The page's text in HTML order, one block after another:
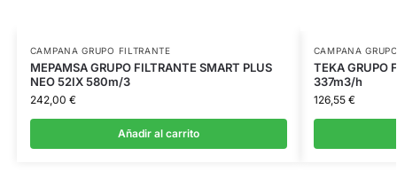
CAMPANA GRUPO FILTRANTE
MEPAMSA GRUPO FILTRANTE SMART PLUS
NEO 52IX 580m/3
242,00 €
Añadir al carrito
CAMPANA
TEKA GRUPO
337m3/h
126,55 €